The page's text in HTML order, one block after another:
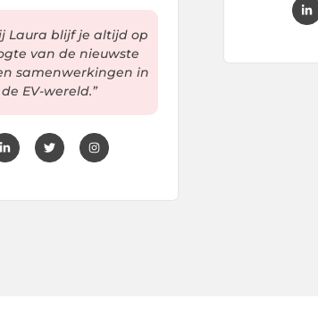
Laura blijf je altijd op
van de nieuwste
samenwerkingen in
de EV-wereld.”